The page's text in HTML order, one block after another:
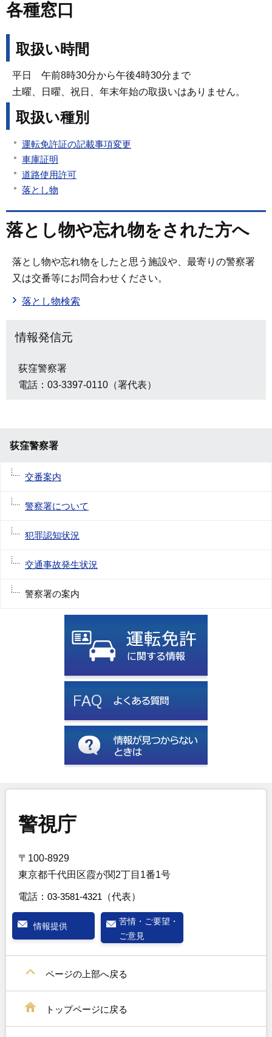
各種窓口
取扱い時間
平日 午前8時30分から午後4時30分まで
土曜、日曜、祝日、年末年始の取扱いはありません。
取扱い種別
運転免許証の記載事項変更
車庫証明
道路使用許可
落とし物
落とし物や忘れ物をされた方へ
落とし物や忘れ物をしたと思う施設や、最寄りの警察署
又は交番等にお問合わせください。
落とし物検索
情報発信元
荻窪警察署
電話：03-3397-0110（署代表）
荻窪警察署
交番案内
警察署について
犯罪認知状況
交通事故発生状況
警察署の案内
警視庁
〒100-8929
東京都千代田区霞が関2丁目1番1号
電話： 03-3581-4321 （代表）
情報提供
苦情・ご要望・
ご意見
ページの上部へ戻る
トップページに戻る